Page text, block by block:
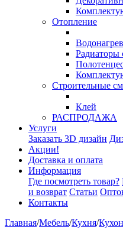
Отопление
Радиаторы
Строительные
Клей
РАСПРОДАЖА
Услуги
Заказать 3D дизайн
Акции!
Доставка и оплата
Информация
Где посмотреть товар?
и возврат Статьи
Контакты
Главная/Мебель/Кухня/